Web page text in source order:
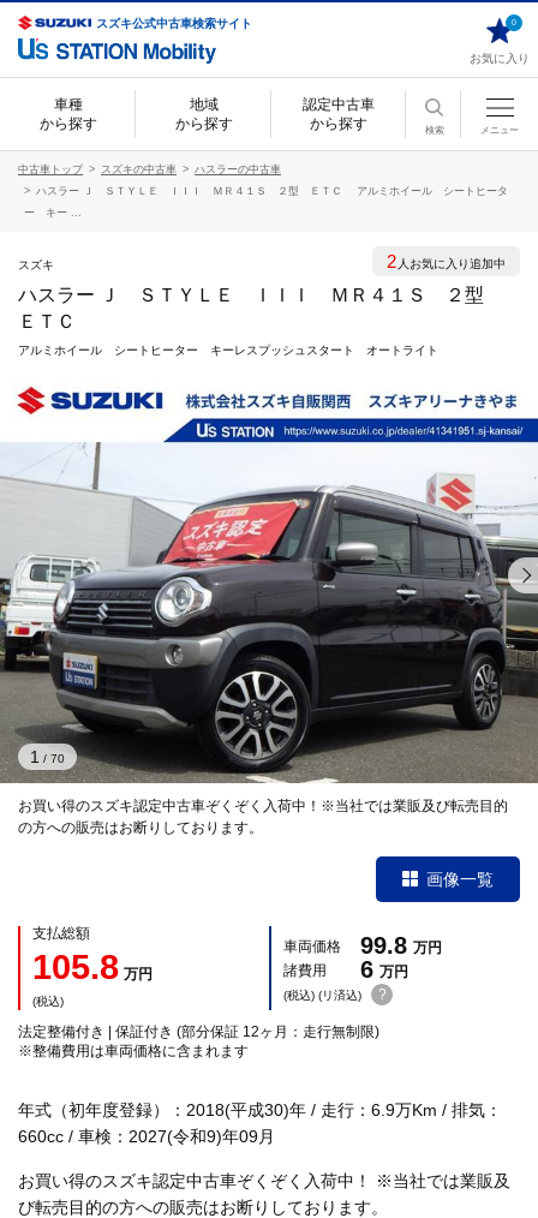
スズキ公式中古車検索サイト
お気に入り
0
車種
から探す
地域
から探す
認定中古車
から探す
検索 メニュー
中古車トップ スズキの中古車
ハスラーの中古車
ハスラー Ｊ ＳＴＹＬＥ ＩＩＩ ＭＲ４１Ｓ ２型 ＥＴＣ アルミホイール シートヒータ
ー キー ...
スズキ
ハスラー Ｊ ＳＴＹＬＥ ＩＩＩ ＭＲ４１Ｓ ２型
ＥＴＣ
アルミホイール シートヒーター キーレスプッシュスタート オートライト
お買い得のスズキ認定中古車ぞくぞく入荷中！※当社では業販及び転売目的
の方への販売はお断りしております。
1 / 70
画像一覧
支払総額
105.8 万円
(税込)
車両価格 99.8 万円
諸費用
6 万円
(税込) (リ済込) ?
法定整備付き | 保証付き (部分保証 12ヶ月：走行無制限)
※整備費用は車両価格に含まれます
年式（初年度登録）：2018(平成30)年 / 走行：6.9万Km / 排気：
660cc / 車検：2027(令和9)年09月
お買い得のスズキ認定中古車ぞくぞく入荷中！ ※当社では業販及
び転売目的の方への販売はお断りしております。
2 人お気に入り追加中